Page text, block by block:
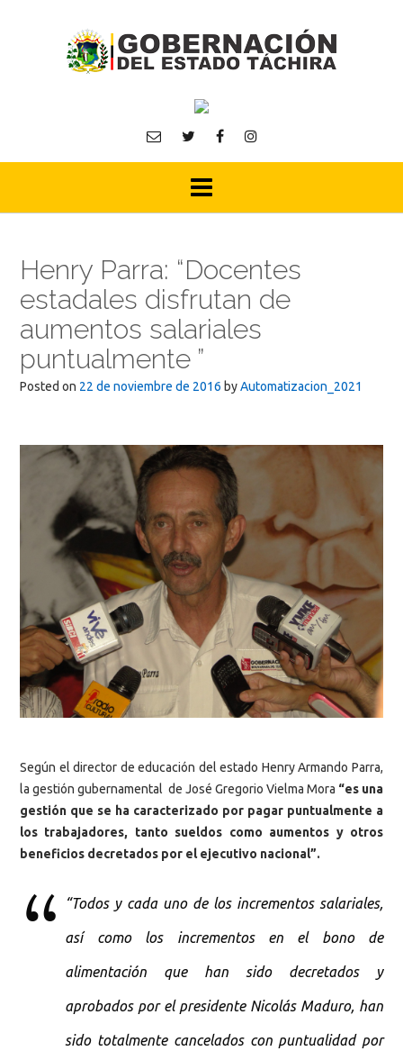
Henry Parra: “Docentes
estadales disfrutan de
aumentos salariales
puntualmente ”
Posted on 22 de noviembre de 2016 byAutomatizacion_2021
Según el director de educación del estado Henry Armando Parra,
la gestión gubernamental de José Gregorio Vielma Mora “es una
gestión que se ha caracterizado por pagar puntualmente a
los trabajadores, tanto sueldos como aumentos y otros
beneficios decretados por el ejecutivo nacional”.
“Todos y cada uno de los incrementos salariales,
así como los incrementos en el bono de
alimentación que han sido decretados y
aprobados por el presidente Nicolás Maduro, han
sido totalmente cancelados con puntualidad por